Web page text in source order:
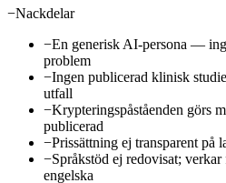
−Nackdelar
−En generisk AI-persona —
problem
−Ingen publicerad klinisk
utfall
−Krypteringspåståenden görs
publicerad
−Prissättning ej transparent på
−Språkstöd ej redovisat;
engelska